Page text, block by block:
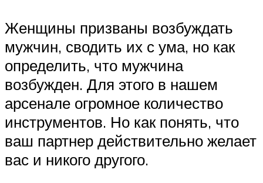
Женщины призваны возбуждать
мужчин, сводить их с ума, но как
определить, что мужчина
возбужден. Для этого в нашем
арсенале огромное количество
инструментов. Но как понять, что
ваш партнер действительно желает
вас и никого другого.